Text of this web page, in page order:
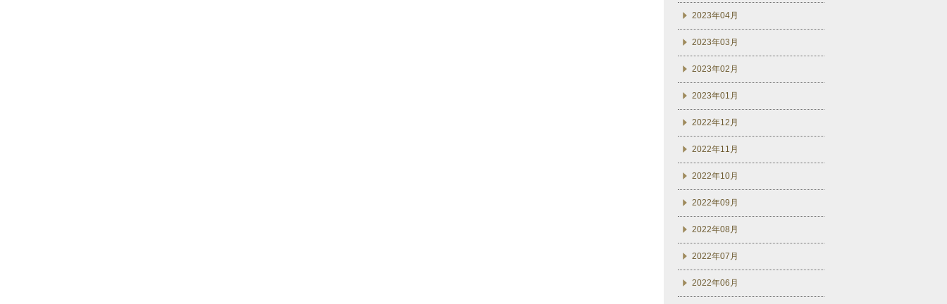
2023年04月
2023年03月
2023年02月
2023年01月
2022年12月
2022年11月
2022年10月
2022年09月
2022年08月
2022年07月
2022年06月